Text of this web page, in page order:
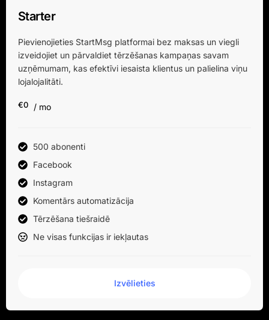
Starter
Pievienojieties StartMsg platformai bez maksas un viegli
izveidojiet un pārvaldiet tērzēšanas kampaņas savam
uzņēmumam, kas efektīvi iesaista klientus un palielina viņu
lojalojalitāti.
€0 / mo
500 abonenti
Facebook
Instagram
Komentārs automatizācija
Tērzēšana tiešraidē
Ne visas funkcijas ir iekļautas
Izvēlieties